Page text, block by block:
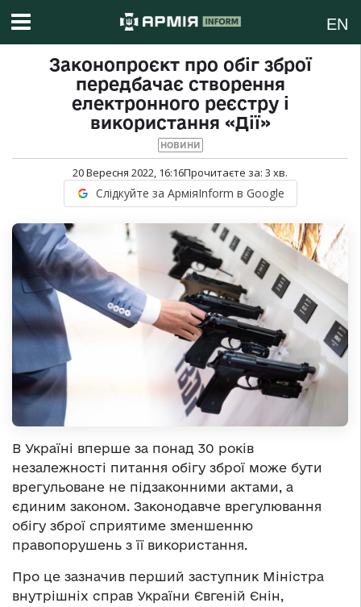
EN
Законопроєкт про обіг зброї
передбачає створення
електронного реєстру і
використання «Дії»
НОВИНИ
20 Вересня 2022, 16:16Прочитаєте за: 3 хв.
Слідкуйте за АрміяInform в Google
В Україні вперше за понад 30 років
незалежності питання обігу зброї може бути
врегульоване не підзаконними актами, а
єдиним законом. Законодавче врегулювання
обігу зброї сприятиме зменшенню
правопорушень з її використання.
Про це зазначив перший заступник Міністра
внутрішніх справ України Євгеній Єнін,